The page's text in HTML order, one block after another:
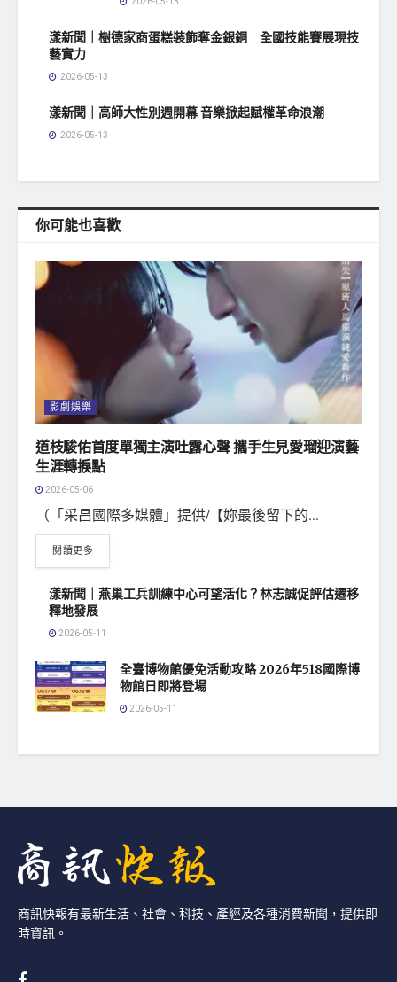
漾新聞｜樹德家商蛋糕裝飾奪金銀銅 全國技能賽展現技
藝實力
2026-05-13
漾新聞｜高師大性別週開幕 音樂掀起賦權革命浪潮
2026-05-13
你可能也喜歡
影劇娛樂
道枝駿佑首度單獨主演吐露心聲 攜手生見愛瑠迎演藝
生涯轉捩點
2026-05-06
（「采昌國際多媒體」提供/【妳最後留下的...
閱讀更多
漾新聞｜燕巢工兵訓練中心可望活化？林志誠促評估遷移
釋地發展
2026-05-11
全臺博物館優免活動攻略 2026年518國際博
物館日即將登場
2026-05-11
商訊快報有最新生活、社會、科技、產經及各種消費新聞，提供即
時資訊。